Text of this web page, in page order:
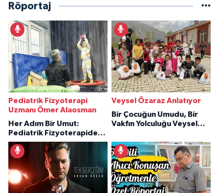
Röportaj
Pediatrik Fizyoterapi
Uzmanı Ömer Alaosman
Her Adım Bir Umut:
Pediatrik Fizyoterapiden
İlham Veren Hikâyeler
Veysel Özaraz Anlatıyor
Bir Çocuğun Umudu, Bir
Vakfın Yolculuğu Veysel